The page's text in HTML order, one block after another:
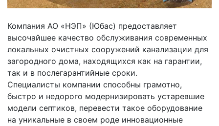
Компания АО «НЭП» (Юбас) предоставляет
высочайшее качество обслуживания современных
локальных очистных сооружений канализации для
загородного дома, находящихся как на гарантии,
так и в послегарантийные сроки.
Специалисты компании способны грамотно,
быстро и недорого модернизировать устаревшие
модели септиков, перевести такое оборудование
на уникальные в своем роде инновационные